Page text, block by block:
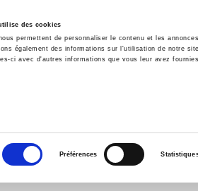
des cookies
permettent de personnaliser le contenu et les
également des informations sur l'utilisation de notre
ci avec d'autres informations que vous leur avez
Préférences
Home